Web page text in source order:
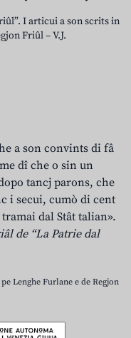
I articui a son scrits in
Friûl – V.J.
a son convints di fâ
dî che o sin un
tancj parons, che
i secui, cumò di cent
dal Stât talian».
de “La Patrie dal
Lenghe Furlane e de Regjon